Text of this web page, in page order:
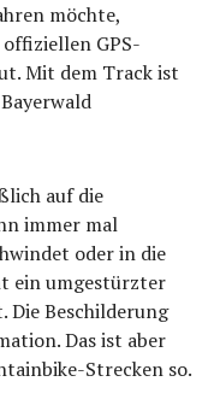
möchte,
GPS-
Mit dem Track ist
auf die
immer mal
oder in die
ein umgestürzter
Die Beschilderung
Das ist aber
Strecken so.